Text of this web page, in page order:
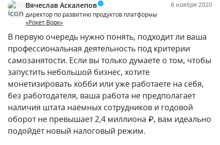
Вячеслав Аскалепов
директор по развитию продуктов платформы
«Рокет Ворк»
6 ноября 2020
В первую очередь нужно понять, подходит ли ваша
профессиональная деятельность под критерии
самозанятости. Если вы только думаете о том, чтобы
запустить небольшой бизнес, хотите
монетизировать хобби или уже работаете на себя,
без работодателя, ваша работа не предполагает
наличия штата наёмных сотрудников и годовой
оборот не превышает 2,4 миллиона ₽, вам идеально
подойдёт новый налоговый режим.